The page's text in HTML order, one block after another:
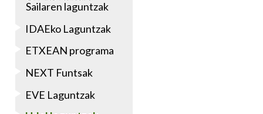
Sailaren laguntzak
IDAEko Laguntzak
ETXEAN programa
NEXT Funtsak
EVE Laguntzak